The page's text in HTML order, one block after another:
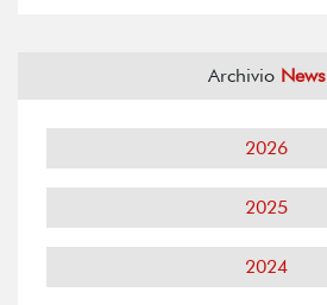
Archivio News
2026
2025
2024